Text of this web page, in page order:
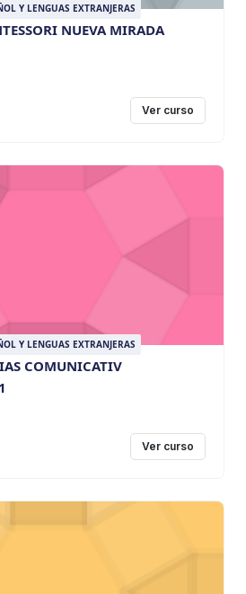
Y LENGUAS EXTRANJERAS
NUEVA MIRADA
Ver curso
Y LENGUAS EXTRANJERAS
COMUNICATIV
Ver curso